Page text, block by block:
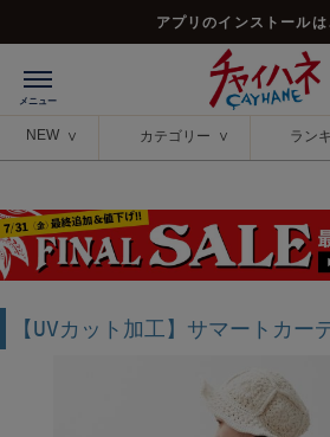
アプリのインストールは
NEW カテゴリー ラン
【UVカット加工】サマートカー